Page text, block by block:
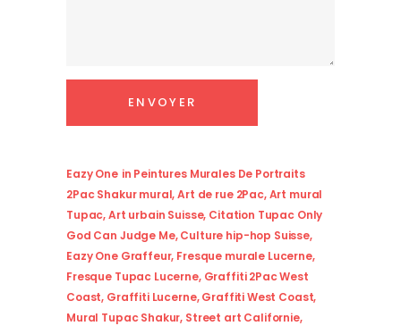
Eazy One in Peintures Murales De Portraits
2Pac Shakur mural,Art de rue 2Pac,Art mural
Tupac,Art urbain Suisse, Citation Tupac Only
God Can Judge Me,Culture hip-hop Suisse,
Eazy One Graffeur, Fresque murale Lucerne,
Fresque Tupac Lucerne, Graffiti 2Pac West
Coast, Graffiti Lucerne,Graffiti West Coast,
Mural Tupac Shakur, Street art Californie,